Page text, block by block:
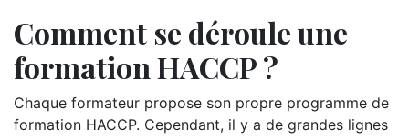
Comment se déroule une
formation HACCP ?
Chaque formateur propose son propre programme de
formation HACCP. Cependant, il y a de grandes lignes